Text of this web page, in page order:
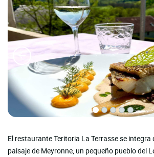
El restaurante Teritoria La Terrasse se
paisaje de Meyronne, un pequeño pueblo del